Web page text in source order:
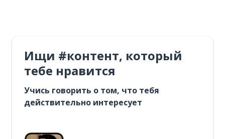
Ищи #контент, который
тебе нравится
Учись говорить о том, что тебя
действительно интересует